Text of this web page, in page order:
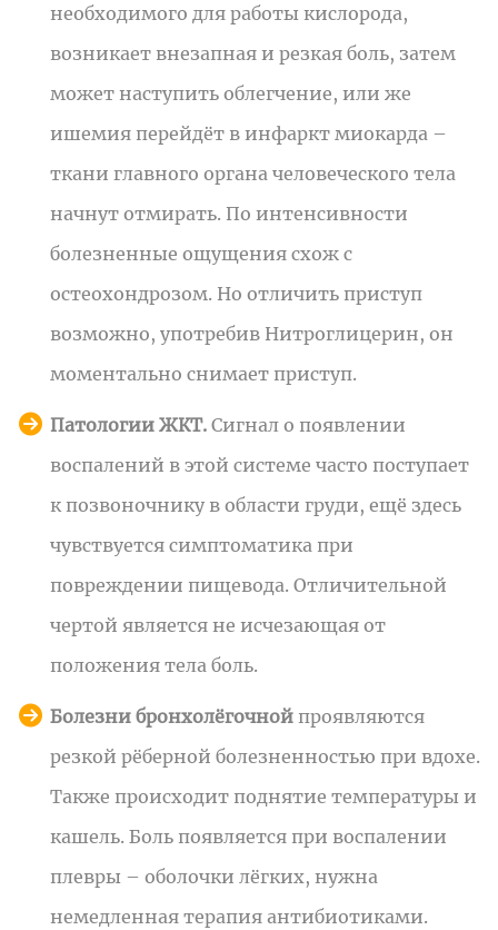
необходимого для работы кислорода,
возникает внезапная и резкая боль, затем
может наступить облегчение, или же
ишемия перейдёт в инфаркт миокарда –
ткани главного органа человеческого тела
начнут отмирать. По интенсивности
болезненные ощущения схож с
остеохондрозом. Но отличить приступ
возможно, употребив Нитроглицерин, он
моментально снимает приступ.
Патологии ЖКТ. Сигнал о появлении
воспалений в этой системе часто поступает
к позвоночнику в области груди, ещё здесь
чувствуется симптоматика при
повреждении пищевода. Отличительной
чертой является не исчезающая от
положения тела боль.
Болезни бронхолёгочной проявляются
резкой рёберной болезненностью при вдохе.
Также происходит поднятие температуры и
кашель. Боль появляется при воспалении
плевры – оболочки лёгких, нужна
немедленная терапия антибиотиками.